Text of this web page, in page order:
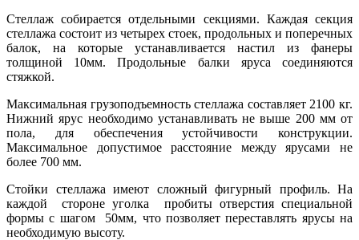
Стеллаж собирается отдельными секциями. Каждая секция
стеллажа состоит из четырех стоек, продольных и поперечных
балок, на которые устанавливается настил из фанеры
толщиной 10мм. Продольные балки яруса соединяются
стяжкой.
Максимальная грузоподъемность стеллажа составляет 2100 кг.
Нижний ярус необходимо устанавливать не выше 200 мм от
пола, для обеспечения устойчивости конструкции.
Максимальное допустимое расстояние между ярусами не
более 700 мм.
Стойки стеллажа имеют сложный фигурный профиль. На
каждой стороне уголка пробиты отверстия специальной
формы с шагом 50мм, что позволяет переставлять ярусы на
необходимую высоту.